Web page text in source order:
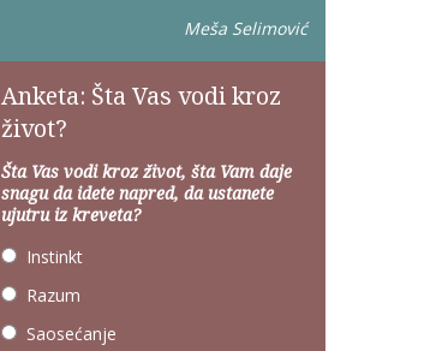
Meša Selimović
Anketa: Šta Vas vodi kroz
život?
Šta Vas vodi kroz život, šta Vam daje
snagu da idete napred, da ustanete
ujutru iz kreveta?
Instinkt
Razum
Saosećanje